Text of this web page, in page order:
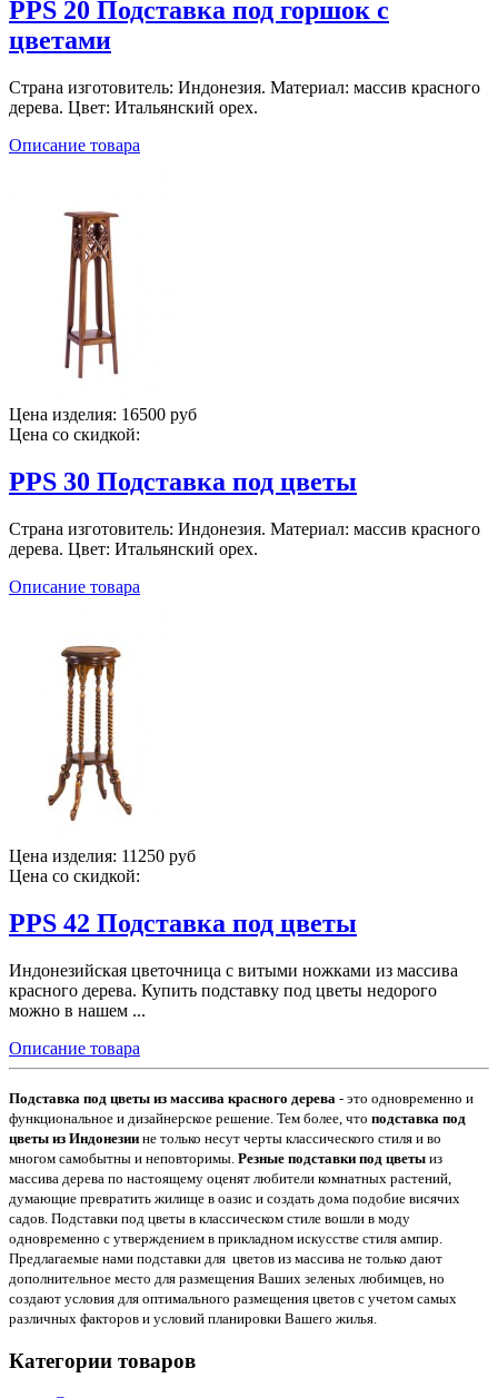
PPS 20 Подставка под горшок с
цветами
Страна изготовитель: Индонезия. Материал: массив красного
дерева. Цвет: Итальянский орех.
Описание товара
Цена изделия: 16500 руб
Цена со скидкой:
PPS 30 Подставка под цветы
Страна изготовитель: Индонезия. Материал: массив красного
дерева. Цвет: Итальянский орех.
Описание товара
Цена изделия: 11250 руб
Цена со скидкой:
PPS 42 Подставка под цветы
Индонезийская цветочница с витыми ножками из массива
красного дерева. Купить подставку под цветы недорого
можно в нашем ...
Описание товара
Подставка под цветы из массива красного дерева - это одновременно и
функциональное и дизайнерское решение. Тем более, что подставка под
цветы из Индонезии не только несут черты классического стиля и во
многом самобытны и неповторимы. Резные подставки под цветы из
массива дерева по настоящему оценят любители комнатных растений,
думающие превратить жилище в оазис и создать дома подобие висячих
садов. Подставки под цветы в классическом стиле вошли в моду
одновременно с утверждением в прикладном искусстве стиля ампир.
Предлагаемые нами подставки для цветов из массива не только дают
дополнительное место для размещения Ваших зеленых любимцев, но
создают условия для оптимального размещения цветов с учетом самых
различных факторов и условий планировки Вашего жилья.
Категории товаров